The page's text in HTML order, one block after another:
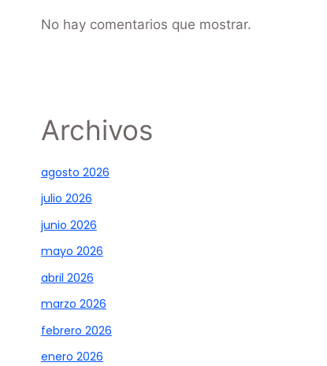
No hay comentarios que mostrar.
Archivos
agosto 2026
julio 2026
junio 2026
mayo 2026
abril 2026
marzo 2026
febrero 2026
enero 2026